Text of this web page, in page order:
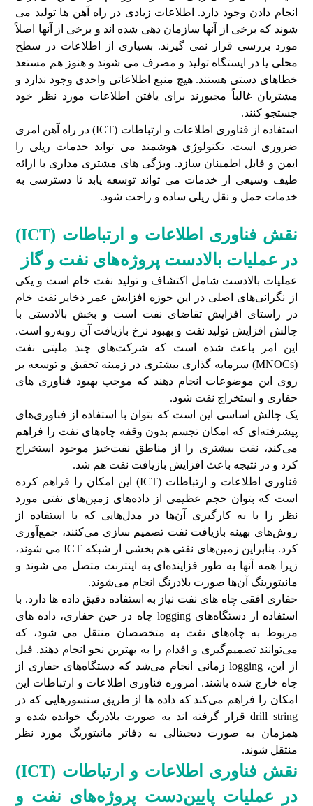
انجام دادن وجود دارد. اطلاعات زیادی در راه آهن ها تولید می
شوند که برخی از آنها سازمان دهی شده اند و برخی از آنها اصلاً
مورد بررسی قرار نمی گیرند. بسیاری از اطلاعات در سطح
محلی یا در ایستگاه تولید و مصرف می شوند و هنوز هم مستعد
خطاهای دستی هستند. هیچ منبع اطلاعاتی واحدی وجود ندارد و
مشتریان غالباً مجبورند برای یافتن اطلاعات مورد نظر خود
جستجو کنند.
استفاده از فناوری اطلاعات و ارتباطات (ICT) در راه آهن امری
ضروری است. تکنولوژی هوشمند می تواند خدمات ریلی را
ایمن و قابل اطمینان سازد. ویژگی های مشتری مداری با ارائه
طیف وسیعی از خدمات می تواند توسعه یابد تا دسترسی به
خدمات حمل و نقل ریلی ساده و راحت شود.
نقش فناوری اطلاعات و ارتباطات (ICT)
در عملیات بالادست پروژه‌های نفت و گاز
عملیات بالادست شامل اکتشاف و تولید نفت خام است و یکی
از نگرانی‌های اصلی در این حوزه افزایش عمر ذخایر نفت خام
در راستای افزایش تقاضای نفت است و بخش بالادستی با
چالش افزایش تولید نفت و بهبود نرخ بازیافت آن روبه‌رو است.
این امر باعث شده است كه شركت‌های چند ملیتی نفت
(MNOCs) سرمایه گذاری بیشتری در زمینه تحقیق و توسعه بر
روی این موضوعات انجام دهند که موجب بهبود فناوری های
حفاری و استخراج نفت شود.
یک چالش اساسی این است که بتوان با استفاده از فناوری‌های
پیشرفته‌ای که امکان تجسم بدون وقفه چاه‌های نفت را فراهم
می‌کند، نفت بیشتری را از مناطق نفت‌خیز موجود استخراج
کرد و در نتیجه باعث افزایش بازیافت نفت هم شد.
فناوری اطلاعات و ارتباطات (ICT) این امکان را فراهم کرده
است که بتوان حجم عظیمی از داده‌های زمین‌های نفتی مورد
نظر را با به کارگیری آن‌ها در مدل‌هایی که با استفاده از
روش‌های بهینه بازیافت نفت تصمیم سازی می‌کنند، جمع‌آوری
کرد. بنابراین زمین‌های نفتی هم بخشی از شبکه ICT می شوند،
زیرا همه آنها به طور فزاینده‌ای به اینترنت متصل می شوند و
مانیتورینگ آن‌ها صورت بلادرنگ انجام می‌شوند.
حفاری افقی چاه های نفت نیاز به استفاده دقیق داده ها دارد. با
استفاده از دستگاه‌های logging چاه در حین حفاری، داده های
مربوط به چاه‌های نفت به متخصصان منتقل می شود، که
می‌توانند تصمیم‌گیری و اقدام را به بهترین نحو انجام دهند. قبل
از این، logging زمانی انجام می‌شد که دستگاه‌های حفاری از
چاه خارج شده باشند. امروزه فناوری اطلاعات و ارتباطات این
امکان را فراهم می‌کند که داده ها از طریق سنسورهایی که در
drill string قرار گرفته اند به صورت بلادرنگ خوانده شده و
همزمان به صورت دیجیتالی به دفاتر مانیتوریگ مورد نظر
منتقل شوند.
نقش فناوری اطلاعات و ارتباطات (ICT)
در عملیات پایین‌دست پروژه‌های نفت و